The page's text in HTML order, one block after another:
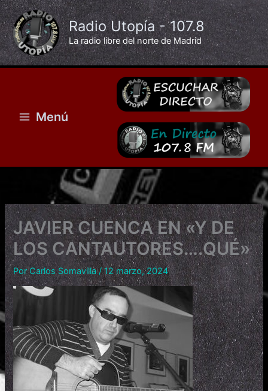
Ir
al
contenido
Radio Utopía - 107.8
La radio libre del norte de Madrid
Menú
JAVIER CUENCA EN «Y DE
LOS CANTAUTORES….QUÉ»
PorCarlos Somavilla/12 marzo, 2024